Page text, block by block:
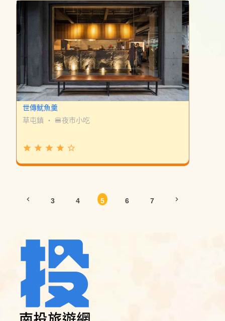
世傳魷魚羹
草屯鎮 ・ 🍔夜市小吃
grade grade grade grade star_border
chevron_left 3 4 5 6 7 chevron_right